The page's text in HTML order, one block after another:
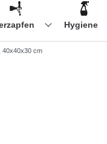
Hygiene
40x40x30 cm